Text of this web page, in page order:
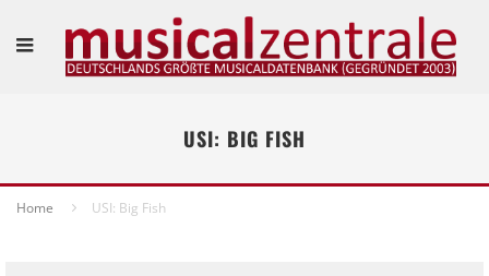
USI: BIG FISH
Home USI: Big Fish